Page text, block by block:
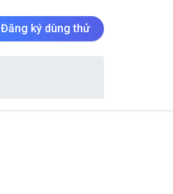
Đăng ký dùng thử